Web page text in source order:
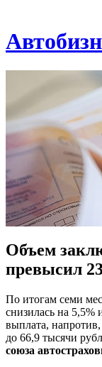
Объем
превысил
По итогам семи
снизилась на 5,5%
выплата,
до 66,9 тысячи
союза